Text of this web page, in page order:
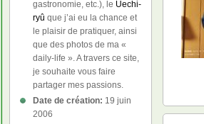
gastronomie, etc.), le Uechi-
ryû que j’ai eu la chance et
le plaisir de pratiquer, ainsi
que des photos de ma «
daily-life ». A travers ce site,
je souhaite vous faire
partager mes passions.
Date de création: 19 juin
2006